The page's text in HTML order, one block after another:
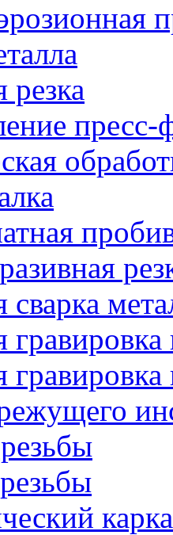
резка
сварка
гравировка